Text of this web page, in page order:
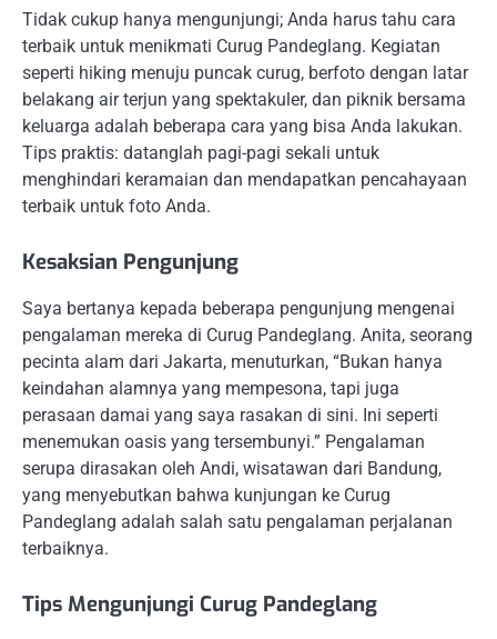
Tidak cukup hanya mengunjungi; Anda harus tahu cara
terbaik untuk menikmati Curug Pandeglang. Kegiatan
seperti hiking menuju puncak curug, berfoto dengan latar
belakang air terjun yang spektakuler, dan piknik bersama
keluarga adalah beberapa cara yang bisa Anda lakukan.
Tips praktis: datanglah pagi-pagi sekali untuk
menghindari keramaian dan mendapatkan pencahayaan
terbaik untuk foto Anda.
Kesaksian Pengunjung
Saya bertanya kepada beberapa pengunjung mengenai
pengalaman mereka di Curug Pandeglang. Anita, seorang
pecinta alam dari Jakarta, menuturkan, “Bukan hanya
keindahan alamnya yang mempesona, tapi juga
perasaan damai yang saya rasakan di sini. Ini seperti
menemukan oasis yang tersembunyi.” Pengalaman
serupa dirasakan oleh Andi, wisatawan dari Bandung,
yang menyebutkan bahwa kunjungan ke Curug
Pandeglang adalah salah satu pengalaman perjalanan
terbaiknya.
Tips Mengunjungi Curug Pandeglang